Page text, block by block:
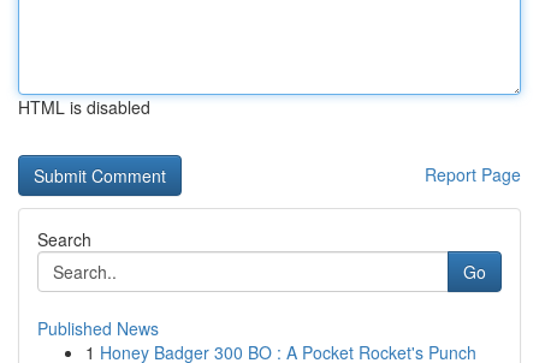
HTML is disabled
Report Page
Search
Go
Published News
1 Honey Badger 300 BO : A Pocket Rocket's Punch